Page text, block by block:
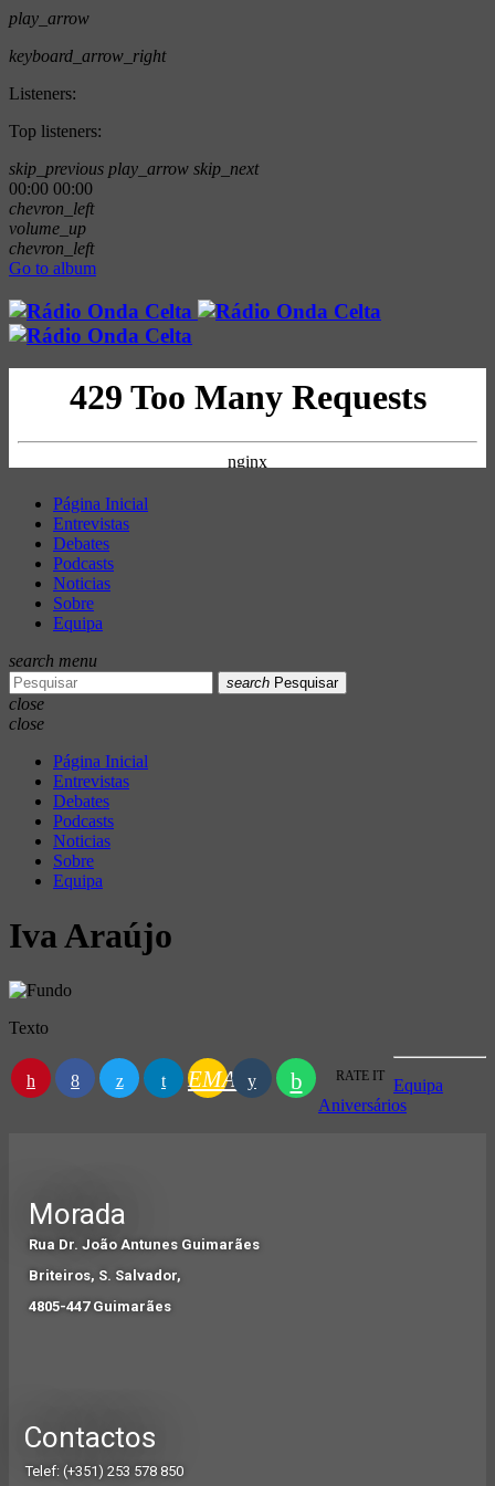
play_arrow
keyboard_arrow_right
Listeners:
Top listeners:
skip_previous play_arrow skip_next
00:00 00:00
chevron_left
volume_up
chevron_left
Go to album
Página Inicial
Entrevistas
Debates
Podcasts
Noticias
Sobre
Equipa
search menu
search Pesquisar
close
close
Página Inicial
Entrevistas
Debates
Podcasts
Noticias
Sobre
Equipa
Iva Araújo
Texto
EMAIL RATE IT Equipa
Aniversários
Morada
Rua Dr. João Antunes Guimarães
Briteiros, S. Salvador,
4805-447 Guimarães
Contactos
Telef: (+351) 253 578 850